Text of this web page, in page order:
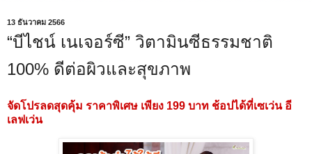
13 ธันวาคม 2566
“บีไชน์ เนเจอร์ซี” วิตามินซีธรรมชาติ
100% ดีต่อผิวและสุขภาพ
จัดโปรลดสุดคุ้ม ราคาพิเศษ เพียง 199 บาท ช้อปได้ที่เซเว่น อี
เลฟเว่น